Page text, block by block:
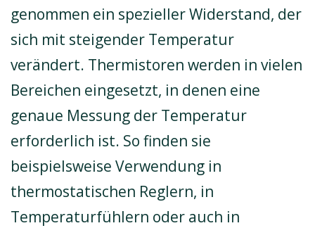
genommen ein spezieller Widerstand, der
sich mit steigender Temperatur
verändert. Thermistoren werden in vielen
Bereichen eingesetzt, in denen eine
genaue Messung der Temperatur
erforderlich ist. So finden sie
beispielsweise Verwendung in
thermostatischen Reglern, in
Temperaturfühlern oder auch in